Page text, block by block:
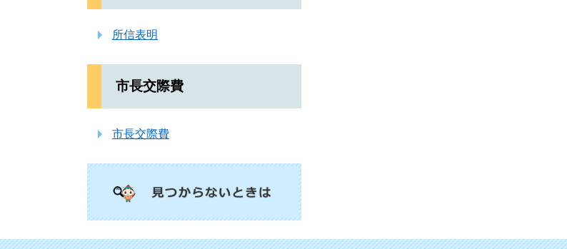
所信表明
市長交際費
市長交際費